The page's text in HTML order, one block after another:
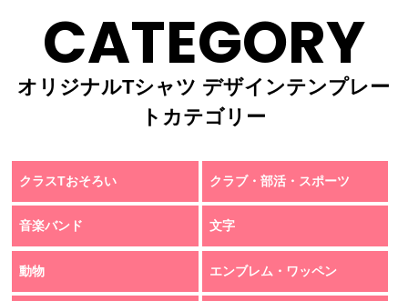
CATEGORY
オリジナルTシャツ デザインテンプレー
トカテゴリー
クラスTおそろい クラブ・部活・スポーツ
音楽バンド 文字
動物 エンブレム・ワッペン